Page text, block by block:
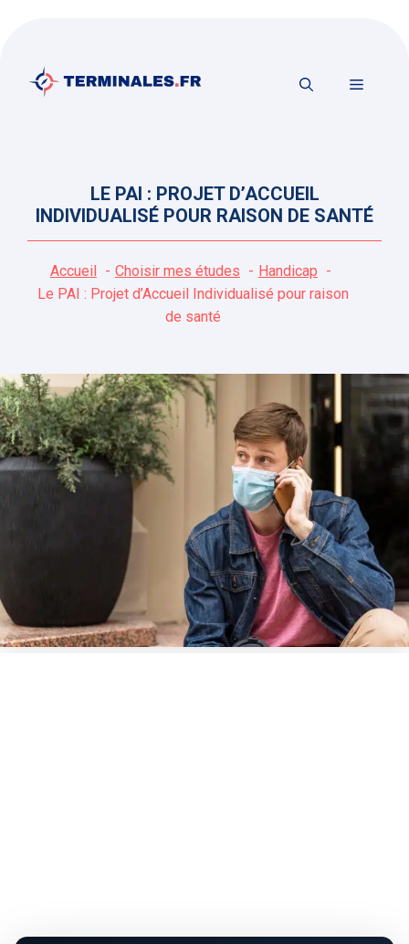
contenu
MENU
LE PAI : PROJET D’ACCUEIL
INDIVIDUALISÉ POUR RAISON DE SANTÉ
Accueil Choisir mes études
Handicap
Le PAI : Projet d’Accueil Individualisé pour raison
de santé